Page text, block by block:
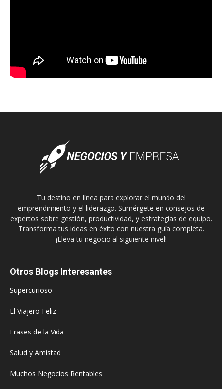
Tu destino en línea para explorar el mundo del
emprendimiento y el liderazgo. Sumérgete en consejos de
expertos sobre gestión, productividad, y estrategias de equipo.
Transforma tus ideas en éxito con nuestra guía completa.
¡Lleva tu negocio al siguiente nivel!
Otros Blogs Interesantes
Supercurioso
El Viajero Feliz
Frases de la Vida
Salud y Amistad
Muchos Negocios Rentables